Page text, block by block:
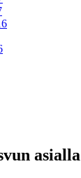
asialla